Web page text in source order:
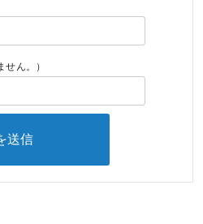
ん。）